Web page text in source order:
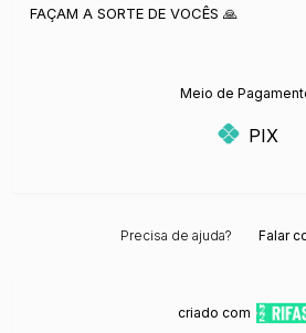
FAÇAM A SORTE DE VOCÊS 🙏
Meio de
PIX
Precisa de ajuda? Falar
criado com